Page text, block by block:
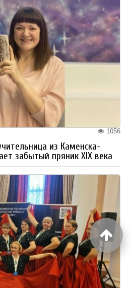
1056
из Каменска-
забытый пряник XIX века